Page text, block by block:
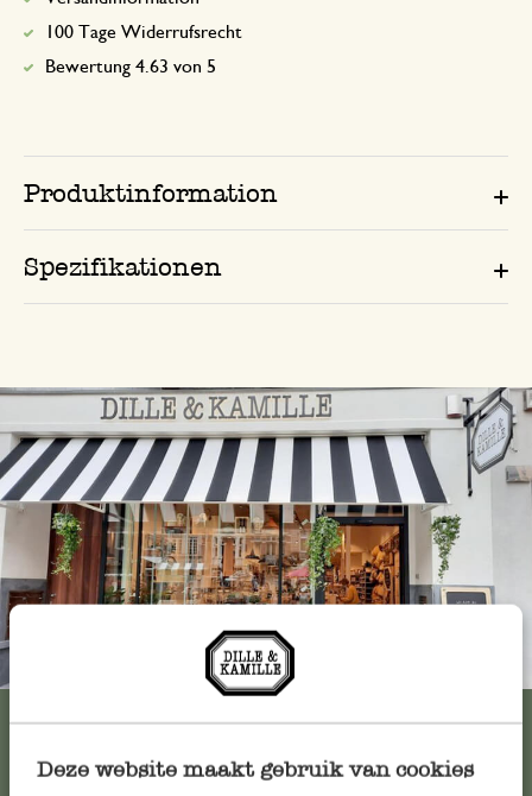
Deze website maakt gebruik van cookies
100 Tage Widerrufsrecht
Bewertung 4.63 von 5
Produktinformation
Spezifikationen
Immer in der Nähe